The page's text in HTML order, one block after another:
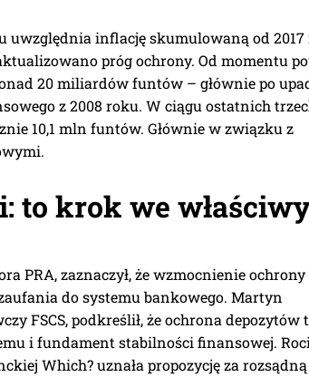
uwzględnia inflację skumulowaną od 2017
próg ochrony. Od momentu
20 miliardów funtów – głównie po
z 2008 roku. W ciągu ostatnich
10,1 mln funtów. Głównie w związku z
to krok we
PRA, zaznaczył, że wzmocnienie ochrony
do systemu bankowego. Martyn
FSCS, podkreślił, że ochrona depozytów
i fundament stabilności finansowej.
Which? uznała propozycję za